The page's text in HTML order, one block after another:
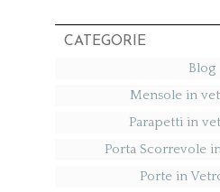
CATEGORIE
Blog
Mensole in
Parapetti in
Porta Scorrevole
Porte in